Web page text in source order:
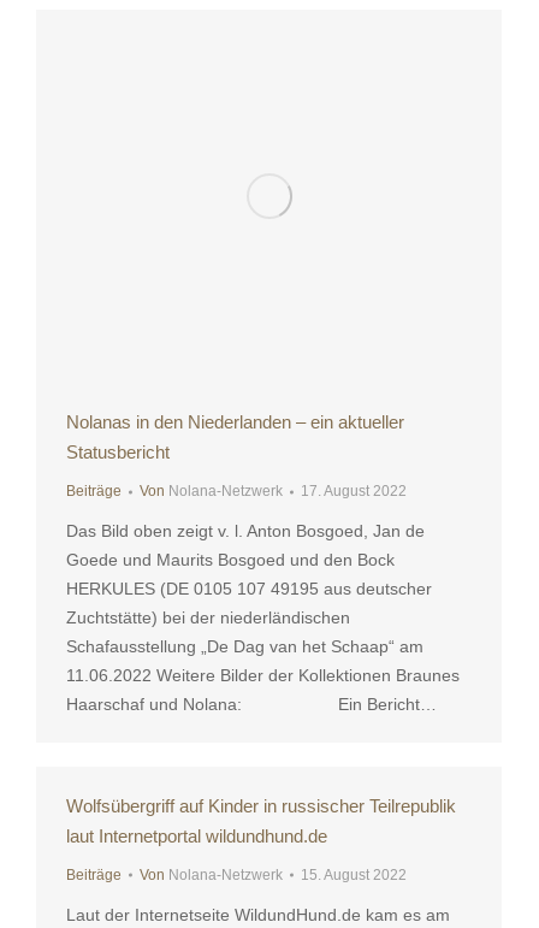
Nolanas in den Niederlanden – ein aktueller
Statusbericht
Beiträge Von Nolana-Netzwerk 17. August 2022
Das Bild oben zeigt v. l. Anton Bosgoed, Jan de
Goede und Maurits Bosgoed und den Bock
HERKULES (DE 0105 107 49195 aus deutscher
Zuchtstätte) bei der niederländischen
Schafausstellung „De Dag van het Schaap“ am
11.06.2022 Weitere Bilder der Kollektionen Braunes
Haarschaf und Nolana: Ein Bericht…
Wolfsübergriff auf Kinder in russischer Teilrepublik
laut Internetportal wildundhund.de
Beiträge Von Nolana-Netzwerk 15. August 2022
Laut der Internetseite WildundHund.de kam es am